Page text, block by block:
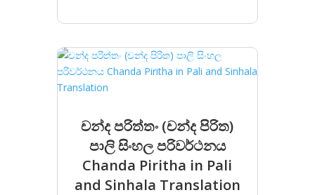
චන්ද පරිත්තං (චන්ද පිරිත)
පාලි සිංහල පරිවර්ථනය
Chanda Piritha in Pali
and Sinhala Translation